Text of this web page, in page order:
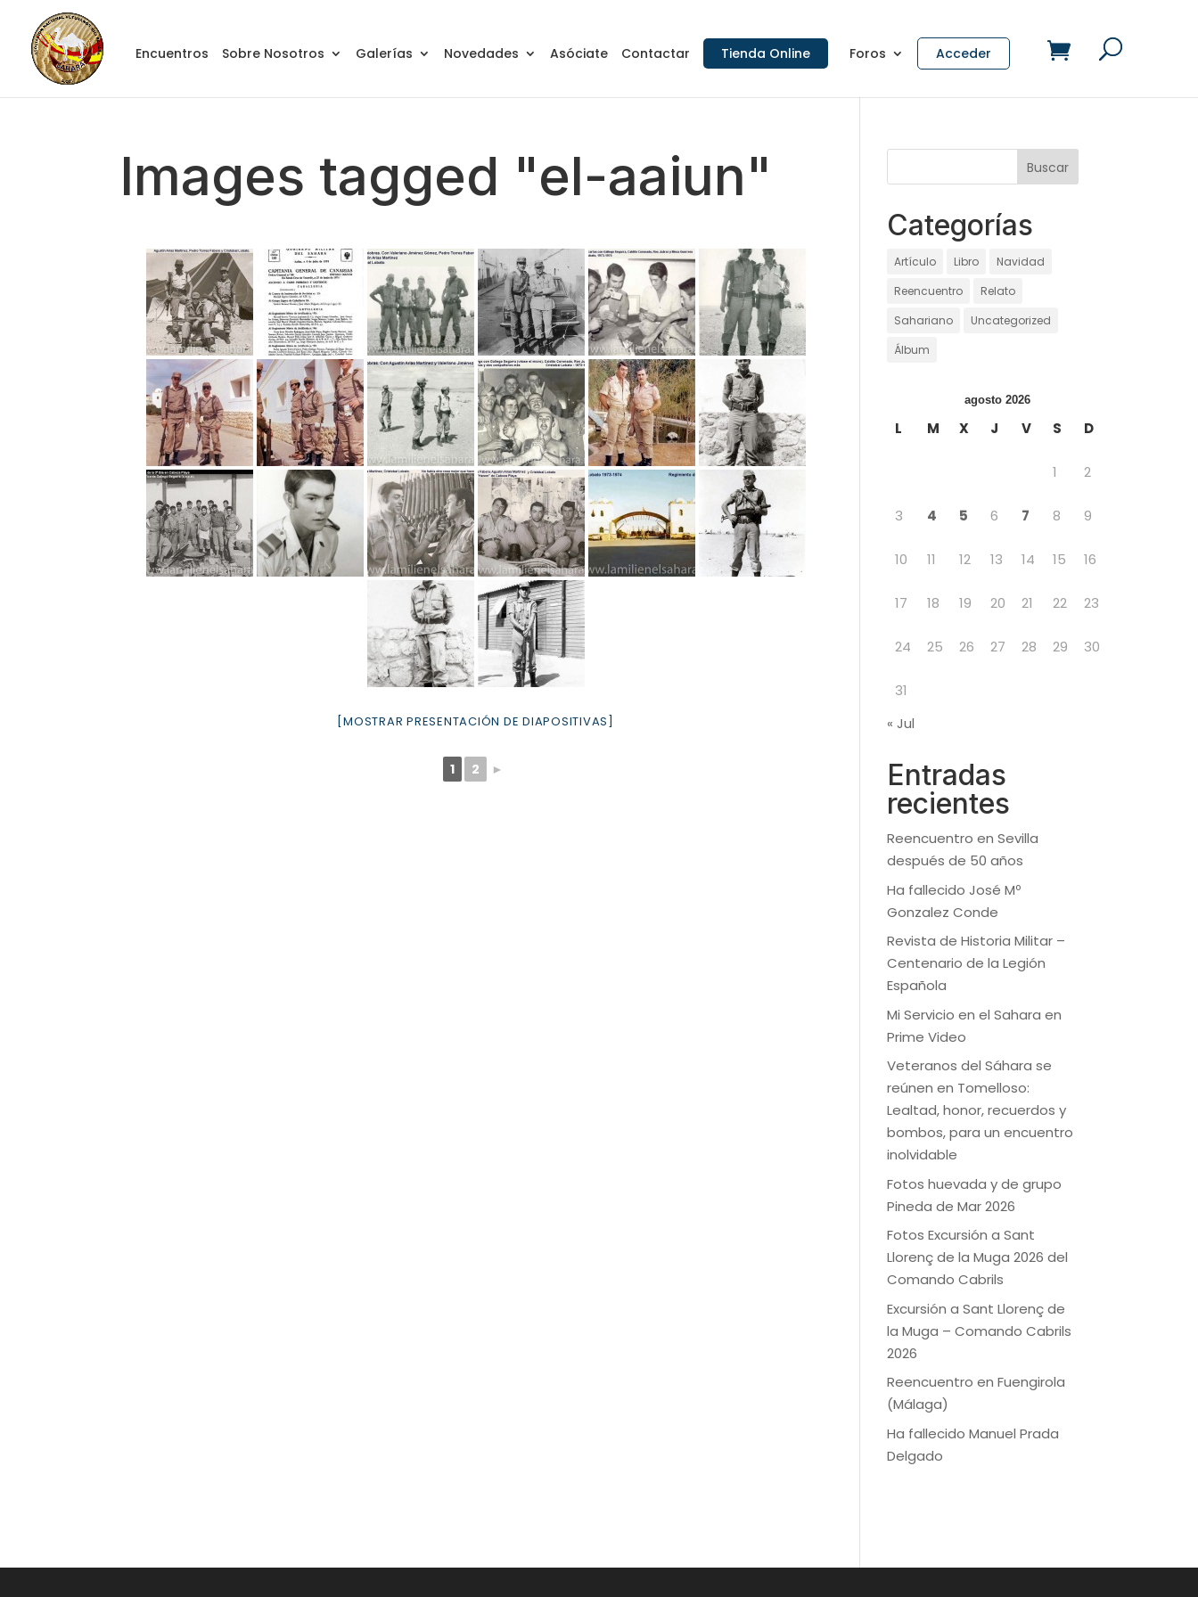
Encuentros Sobre Nosotros Galerías Novedades Asóciate Contactar Tienda Online Foros Acceder
Images tagged "el-aaiun"
[MOSTRAR PRESENTACIÓN DE DIAPOSITIVAS]
1 2 ►
Categorías
Artículo Libro
Navidad
Reencuentro
Relato
Sahariano
Uncategorized
Álbum
agosto 2026
L M X J V S D
1 2
3 4 5 6 7 8 9
10 11 12 13 14 15 16
17 18 19 20 21 22 23
24 25 26 27 28 29 30
31
« Jul
Entradas
recientes
Reencuentro en Sevilla
después de 50 años
Ha fallecido José Mº
Gonzalez Conde
Revista de Historia Militar –
Centenario de la Legión
Española
Mi Servicio en el Sahara en
Prime Video
Veteranos del Sáhara se
reúnen en Tomelloso:
Lealtad, honor, recuerdos y
bombos, para un encuentro
inolvidable
Fotos huevada y de grupo
Pineda de Mar 2026
Fotos Excursión a Sant
Llorenç de la Muga 2026 del
Comando Cabrils
Excursión a Sant Llorenç de
la Muga – Comando Cabrils
2026
Reencuentro en Fuengirola
(Málaga)
Ha fallecido Manuel Prada
Delgado